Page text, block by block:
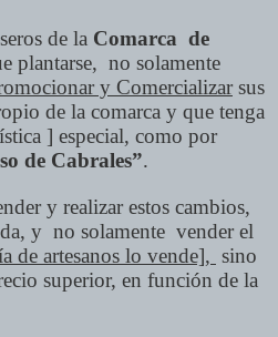
de la Comarca de
plantarse, no solamente
y Comercializarsus
de la comarca y que tenga
] especial, como por
de Cabrales”.
y realizar estos cambios,
y no solamente vender el
de artesanos lo vende], sino
superior, en función de la